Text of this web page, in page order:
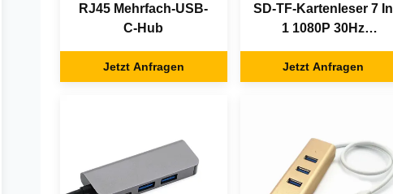
RJ45 Mehrfach-USB-
C-Hub
Jetzt Anfragen
SD-TF-Kartenleser 7 In
1 1080P 30Hz
Jetzt Anfragen